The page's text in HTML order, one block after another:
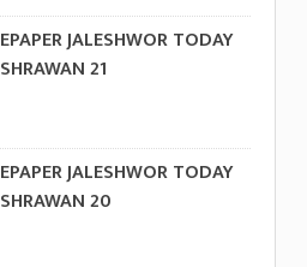
EPAPER JALESHWOR TODAY
SHRAWAN 21
EPAPER JALESHWOR TODAY
SHRAWAN 20